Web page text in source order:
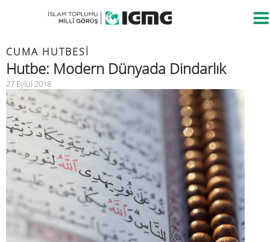
CUMA HUTBESİ
Hutbe: Modern Dünyada Dindarlık
27 Eylül 2018